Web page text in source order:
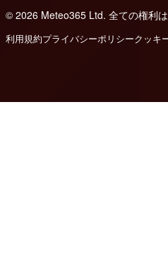
© 2026 Meteo365 Ltd. 全ての権利
利用規約プライバシーポリシークッキ